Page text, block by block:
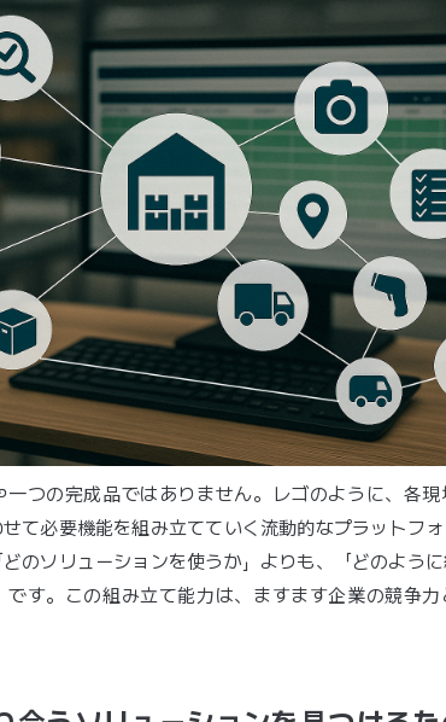
つの完成品ではありません。レゴのように、各現
て必要機能を組み立てていく流動的なプラットフ
のソリューションを使うか」よりも、「どのよう
です。この組み立て能力は、ますます企業の競争力